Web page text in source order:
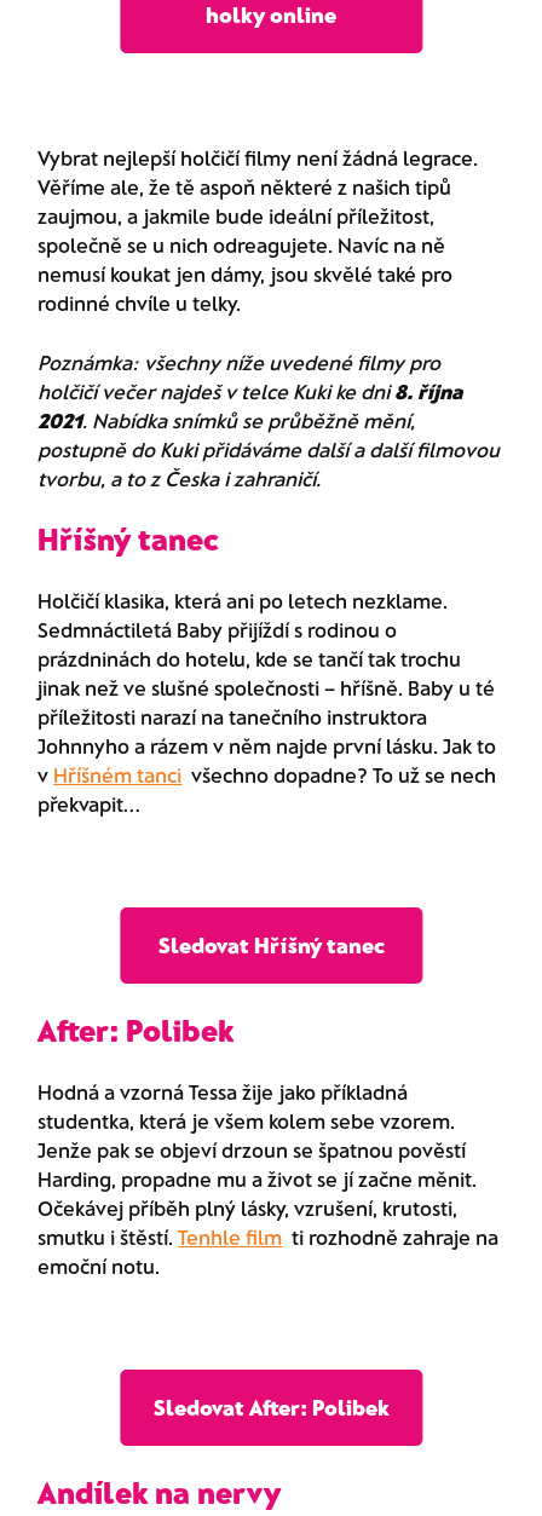
holky online
Vybrat nejlepší holčičí filmy není žádná legrace.
Věříme ale, že tě aspoň některé z našich tipů
zaujmou, a jakmile bude ideální příležitost,
společně se u nich odreagujete. Navíc na ně
nemusí koukat jen dámy, jsou skvělé také pro
rodinné chvíle u telky.
Poznámka: všechny níže uvedené filmy pro
holčičí večer najdeš v telce Kuki ke dni8. října
2021. Nabídka snímků se průběžně mění,
postupně do Kuki přidáváme další a další filmovou
tvorbu, a to z Česka i zahraničí.
Hříšný tanec
Holčičí klasika, která ani po letech nezklame.
Sedmnáctiletá Baby přijíždí s rodinou o
prázdninách do hotelu, kde se tančí tak trochu
jinak než ve slušné společnosti – hříšně. Baby u té
příležitosti narazí na tanečního instruktora
Johnnyho a rázem v něm najde první lásku. Jak to
v Hříšném tanci všechno dopadne? To už se nech
překvapit…
Sledovat Hříšný tanec
After: Polibek
Hodná a vzorná Tessa žije jako příkladná
studentka, která je všem kolem sebe vzorem.
Jenže pak se objeví drzoun se špatnou pověstí
Harding, propadne mu a život se jí začne měnit.
Očekávej příběh plný lásky, vzrušení, krutosti,
smutku i štěstí.Tenhle film ti rozhodně zahraje na
emoční notu.
Sledovat After: Polibek
Andílek na nervy